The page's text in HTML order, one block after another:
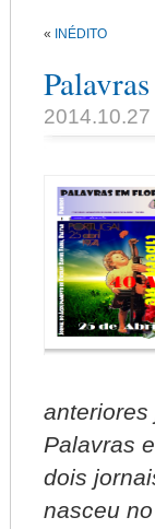
« INÉDITO
2014.10.27 |
anteriores
Palavras
dois
nasceu